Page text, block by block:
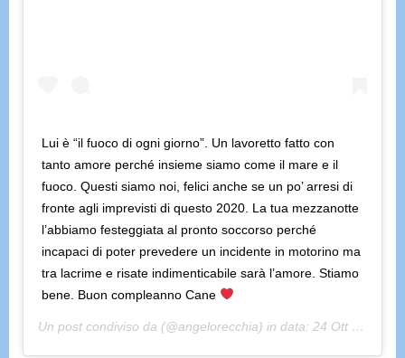
Lui è “il fuoco di ogni giorno”. Un lavoretto fatto con
tanto amore perché insieme siamo come il mare e il
fuoco. Questi siamo noi, felici anche se un po’ arresi di
fronte agli imprevisti di questo 2020. La tua mezzanotte
l’abbiamo festeggiata al pronto soccorso perché
incapaci di poter prevedere un incidente in motorino ma
tra lacrime e risate indimenticabile sarà l’amore. Stiamo
bene. Buon compleanno Cane
Un post condiviso da (@angelorecchia) in data: 24 Ott 2020 alle ore 5:45 PDT